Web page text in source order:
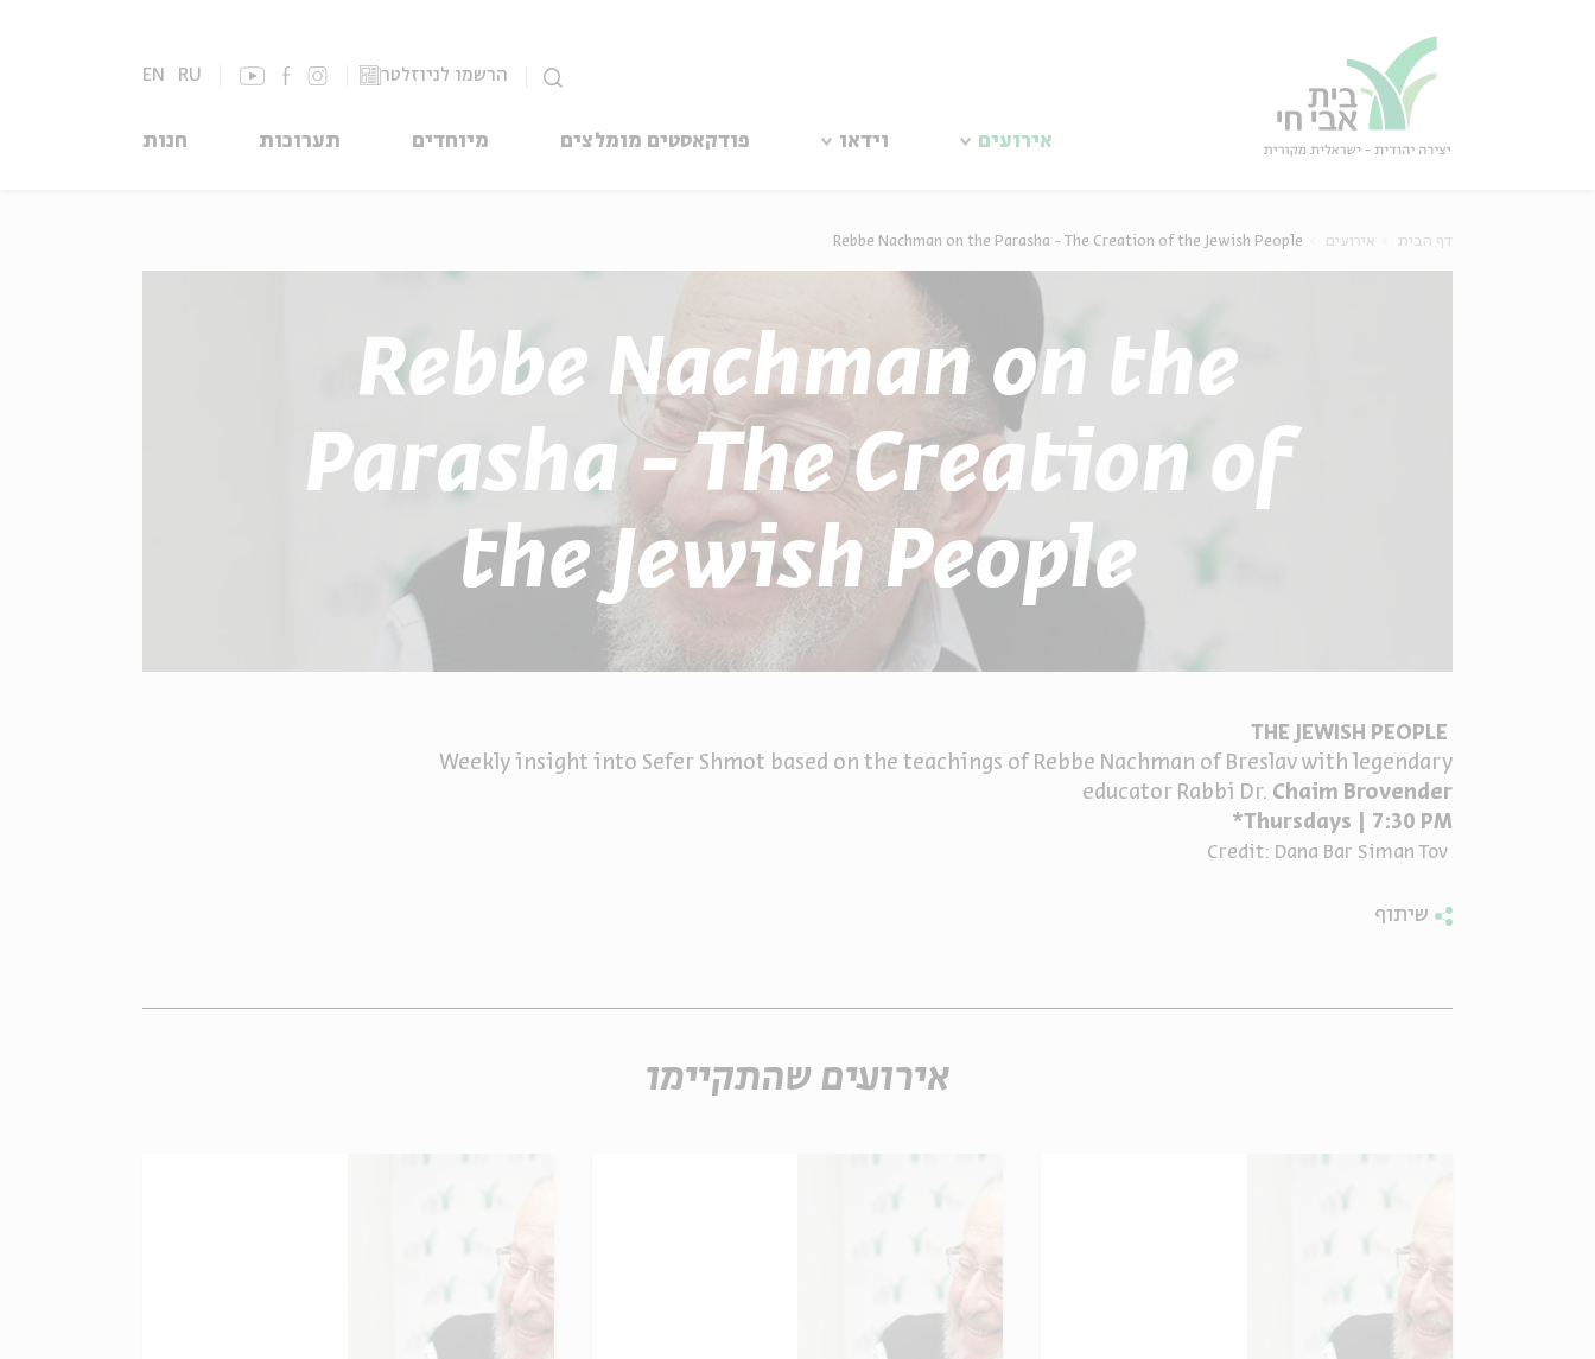
הרשמו לניוזלטר EN RU
אירועים וידאו פודקאסטים מומלצים מיוחדים תערוכות חנות
דף הבית אירועים Rebbe Nachman on the Parasha - The Creation of the Jewish People
Rebbe Nachman on the
Parasha - The Creation of
the Jewish People
Weekly insight into Sefer Shmot based on the teachings of Rebbe Nachman of Breslav with legendary
educator Rabbi Dr. Chaim Brovender
Thursdays | 7:30 PM*
שיתוף
אירועים שהתקיימו